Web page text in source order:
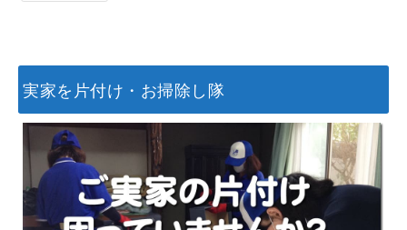
実家を片付け・お掃除し隊